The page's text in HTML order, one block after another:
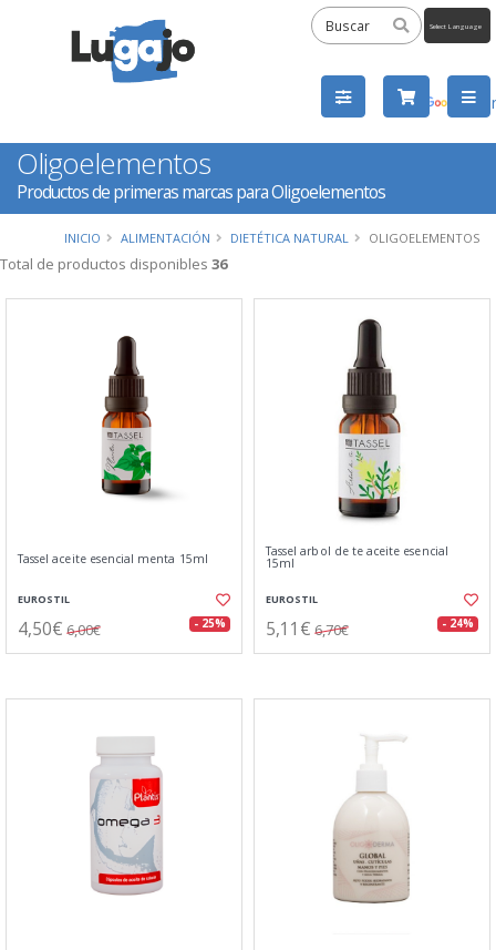
by
Oligoelementos
Productos de primeras marcas para Oligoelementos
INICIO ALIMENTACIÓN DIETÉTICA NATURAL OLIGOELEMENTOS
Total de productos disponibles 36
Tassel aceite esencial menta 15ml
EUROSTIL
4,50€ 6,00€ - 25%
Tassel arbol de te aceite esencial
15ml
EUROSTIL
5,11€ 6,70€ - 24%